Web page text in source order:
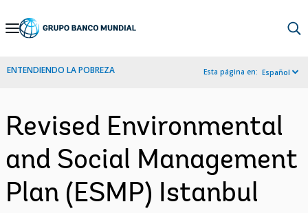
Skip
Navigation
ENTENDIENDO LA POBREZA Esta página en: Español
Revised Environmental
and Social Management
Plan (ESMP) Istanbul